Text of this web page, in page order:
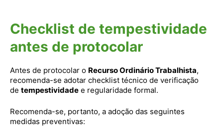
Checklist de tempestividade
antes de protocolar
Antes de protocolar o Recurso Ordinário Trabalhista,
recomenda-se adotar checklist técnico de verificação
de tempestividade e regularidade formal.
Recomenda-se, portanto, a adoção das seguintes
medidas preventivas: